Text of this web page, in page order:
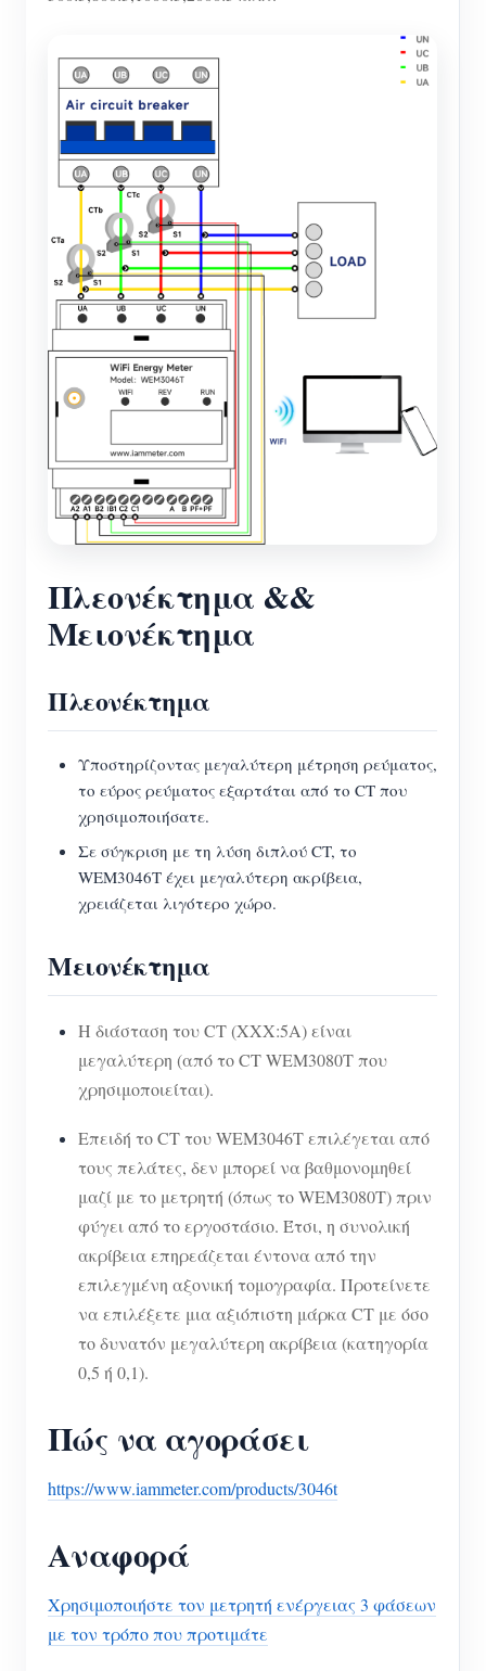
Πλεονέκτημα &&
Μειονέκτημα
Πλεονέκτημα
Υποστηρίζοντας μεγαλύτερη μέτρηση ρεύματος,
το εύρος ρεύματος εξαρτάται από το CT που
χρησιμοποιήσατε.
Σε σύγκριση με τη λύση διπλού CT, το
WEM3046T έχει μεγαλύτερη ακρίβεια,
χρειάζεται λιγότερο χώρο.
Μειονέκτημα
Η διάσταση του CT (XXX:5A) είναι
μεγαλύτερη (από το CT WEM3080T που
χρησιμοποιείται).
Επειδή το CT του WEM3046T επιλέγεται από
τους πελάτες, δεν μπορεί να βαθμονομηθεί
μαζί με το μετρητή (όπως το WEM3080T) πριν
φύγει από το εργοστάσιο. Έτσι, η συνολική
ακρίβεια επηρεάζεται έντονα από την
επιλεγμένη αξονική τομογραφία. Προτείνετε
να επιλέξετε μια αξιόπιστη μάρκα CT με όσο
το δυνατόν μεγαλύτερη ακρίβεια (κατηγορία
0,5 ή 0,1).
Πώς να αγοράσει
https://www.iammeter.com/products/3046t
Αναφορά
Χρησιμοποιήστε τον μετρητή ενέργειας 3 φάσεων
με τον τρόπο που προτιμάτε